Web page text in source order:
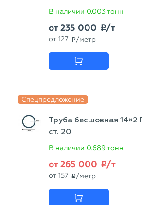
В наличии 0.003 тонн
от235 000 p/т
от 127 p /метр
Спецпредложение
Труба бесшовная
ст. 20
В наличии 0.689 тонн
от265 000 p/т
от 157 p /метр